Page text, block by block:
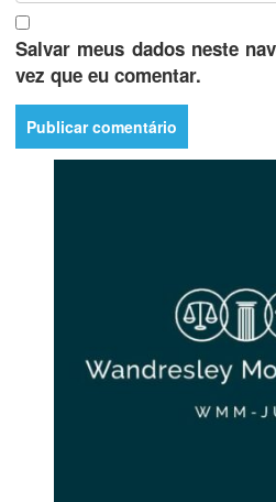
Salvar meus dados neste
vez que eu comentar.